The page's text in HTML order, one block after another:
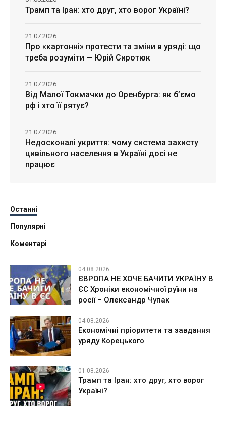
Трамп та Іран: хто друг, хто ворог Україні?
Про «картонні» протести та зміни в уряді: що
треба розуміти — Юрій Сиротюк
21.07.2026
Від Малої Токмачки до Оренбурга: як б’ємо
рф і хто її рятує?
21.07.2026
Недосконалі укриття: чому система захисту
цивільного населення в Україні досі не
працює
21.07.2026
Останні
Популярні
Коментарі
04.08.2026
ЄВРОПА НЕ ХОЧЕ БАЧИТИ УКРАЇНУ В
ЄС Хроніки економічної руїни на
росії – Олександр Чупак
04.08.2026
Економічні пріоритети та завдання
уряду Корецького
01.08.2026
Трамп та Іран: хто друг, хто ворог
Україні?